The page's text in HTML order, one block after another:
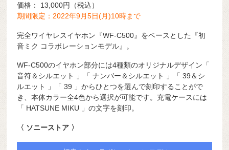
価格： 13,000円（税込）
期間限定：2022年9月5日(月)10時まで
完全ワイヤレスイヤホン『WF-C500』をベースとした『初
音ミク コラボレーションモデル』。
WF-C500のイヤホン部分には4種類のオリジナルデザイン「
音符＆シルエット 」「 ナンバー＆シルエット 」「 39＆シ
ルエット 」「 39 」からひとつを選んで刻印することがで
き、本体カラー全4色から選択が可能です。充電ケースには
「 HATSUNE MIKU 」の文字を刻印。
〈 ソニーストア 〉